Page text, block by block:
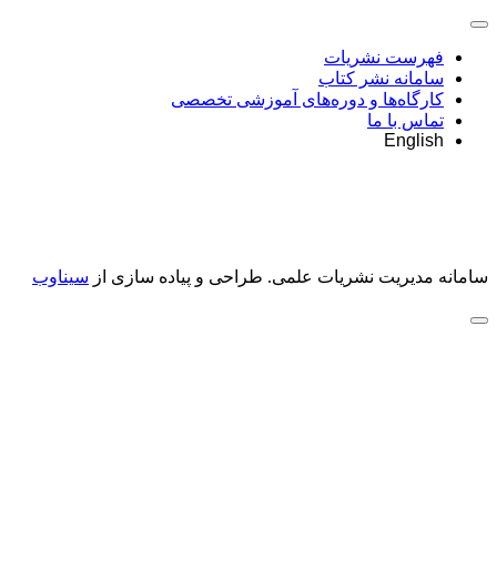
فهرست نشریات
سامانه نشر کتاب
کارگاه‌ها و دوره‌های آموزشی تخصصی
تماس با ما
English
سامانه مدیریت نشریات علمی. طراحی و پیاده سازی از سیناوب